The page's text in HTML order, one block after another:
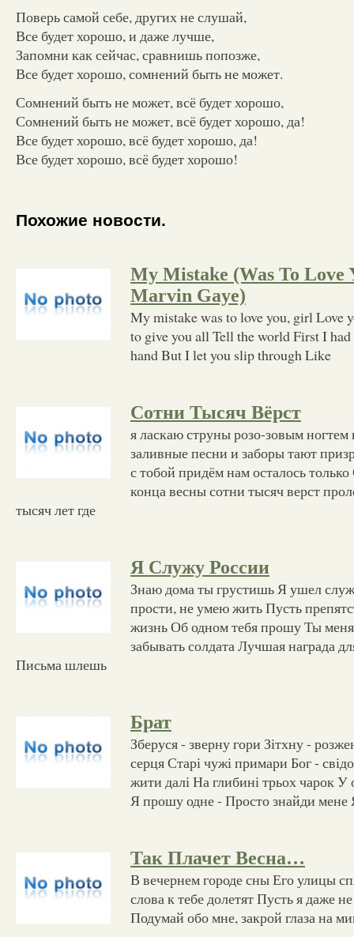
Поверь самой себе, других не слушай,
Все будет хорошо, и даже лучше,
Запомни как сейчас, сравнишь попозже,
Все будет хорошо, сомнений быть не может.
Сомнений быть не может, всё будет хорошо,
Сомнений быть не может, всё будет хорошо, да!
Все будет хорошо, всё будет хорошо, да!
Все будет хорошо, всё будет хорошо!
Похожие новости.
My Mistake (Was To Love
Marvin Gaye)
My mistake was to love you, girl Love
to give you all Tell the world First I
hand But I let you slip through Like
Сотни Тысяч Вёрст
я ласкаю струны розо-зовым
заливные песни и заборы тают
с тобой придём нам осталось
конца весны сотни тысяч верст
тысяч лет где
Я Служу России
Знаю дома ты грустишь Я ушел
прости, не умею жить Пусть
жизнь Об одном тебя прошу Ты
забывать солдата Лучшая награда
Письма шлешь
Брат
Зберуся - зверну гори Зітхну -
серця Старі чужі примари Бог -
жити далі На глибині трьох чарок У
Я прошу одне - Просто знайди мене
Так Плачет Весна…
В вечернем городе сны Его улицы
слова к тебе долетят Пусть я даже
Подумай обо мне, закрой глаза на